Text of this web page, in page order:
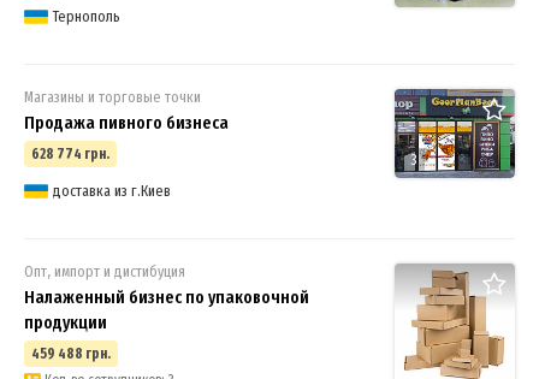
Тернополь
3
Магазины и торговые точки
Продажа пивного бизнеса
628 774 грн.
доставка из г.Киев
Опт, импорт и дистибуция
Налаженный бизнес по упаковочной
продукции
459 488 грн.